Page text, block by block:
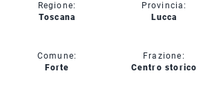
Regione:
Toscana
Comune:
Forte
Provincia:
Lucca
Frazione:
Centro storico